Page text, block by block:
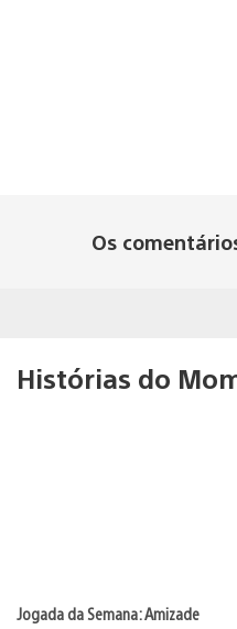
Os
Histórias do
Jogada da Semana: Amizade